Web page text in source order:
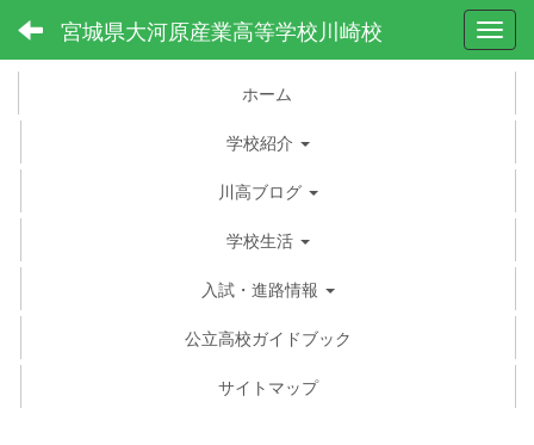
宮城県大河原産業高等学校川崎校
ホーム
学校紹介
川高ブログ
学校生活
入試・進路情報
公立高校ガイドブック
サイトマップ